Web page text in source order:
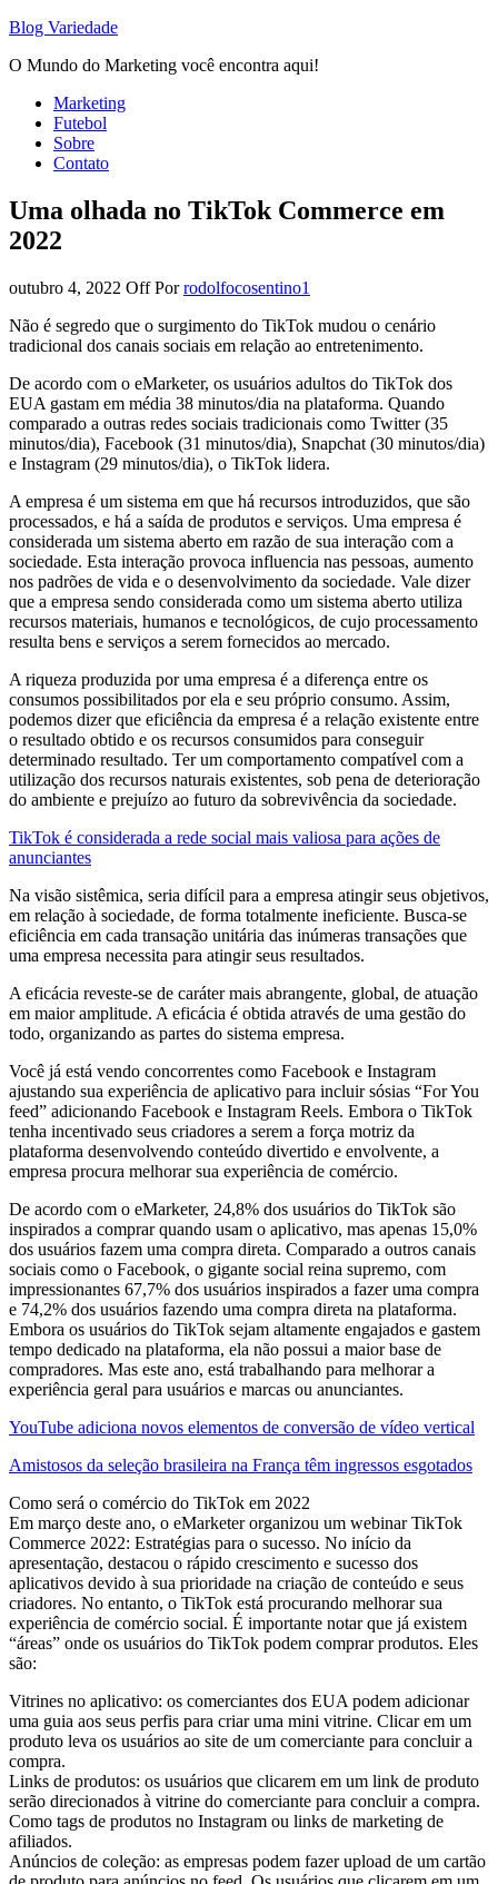
Blog Variedade
O Mundo do Marketing você encontra aqui!
Marketing
Futebol
Sobre
Contato
Uma olhada no TikTok Commerce em
2022
outubro 4, 2022 OffPor rodolfocosentino1
Não é segredo que o surgimento do TikTok mudou o cenário
tradicional dos canais sociais em relação ao entretenimento.
De acordo com o eMarketer, os usuários adultos do TikTok dos
EUA gastam em média 38 minutos/dia na plataforma. Quando
comparado a outras redes sociais tradicionais como Twitter (35
minutos/dia), Facebook (31 minutos/dia), Snapchat (30 minutos/dia)
e Instagram (29 minutos/dia), o TikTok lidera.
A empresa é um sistema em que há recursos introduzidos, que são
processados, e há a saída de produtos e serviços. Uma empresa é
considerada um sistema aberto em razão de sua interação com a
sociedade. Esta interação provoca influencia nas pessoas, aumento
nos padrões de vida e o desenvolvimento da sociedade. Vale dizer
que a empresa sendo considerada como um sistema aberto utiliza
recursos materiais, humanos e tecnológicos, de cujo processamento
resulta bens e serviços a serem fornecidos ao mercado.
A riqueza produzida por uma empresa é a diferença entre os
consumos possibilitados por ela e seu próprio consumo. Assim,
podemos dizer que eficiência da empresa é a relação existente entre
o resultado obtido e os recursos consumidos para conseguir
determinado resultado. Ter um comportamento compatível com a
utilização dos recursos naturais existentes, sob pena de deterioração
do ambiente e prejuízo ao futuro da sobrevivência da sociedade.
TikTok é considerada a rede social mais valiosa para ações de
anunciantes
Na visão sistêmica, seria difícil para a empresa atingir seus objetivos,
em relação à sociedade, de forma totalmente ineficiente. Busca-se
eficiência em cada transação unitária das inúmeras transações que
uma empresa necessita para atingir seus resultados.
A eficácia reveste-se de caráter mais abrangente, global, de atuação
em maior amplitude. A eficácia é obtida através de uma gestão do
todo, organizando as partes do sistema empresa.
Você já está vendo concorrentes como Facebook e Instagram
ajustando sua experiência de aplicativo para incluir sósias “For You
feed” adicionando Facebook e Instagram Reels. Embora o TikTok
tenha incentivado seus criadores a serem a força motriz da
plataforma desenvolvendo conteúdo divertido e envolvente, a
empresa procura melhorar sua experiência de comércio.
De acordo com o eMarketer, 24,8% dos usuários do TikTok são
inspirados a comprar quando usam o aplicativo, mas apenas 15,0%
dos usuários fazem uma compra direta. Comparado a outros canais
sociais como o Facebook, o gigante social reina supremo, com
impressionantes 67,7% dos usuários inspirados a fazer uma compra
e 74,2% dos usuários fazendo uma compra direta na plataforma.
Embora os usuários do TikTok sejam altamente engajados e gastem
tempo dedicado na plataforma, ela não possui a maior base de
compradores. Mas este ano, está trabalhando para melhorar a
experiência geral para usuários e marcas ou anunciantes.
YouTube adiciona novos elementos de conversão de vídeo vertical
Amistosos da seleção brasileira na França têm ingressos esgotados
Como será o comércio do TikTok em 2022
Em março deste ano, o eMarketer organizou um webinar TikTok
Commerce 2022: Estratégias para o sucesso. No início da
apresentação, destacou o rápido crescimento e sucesso dos
aplicativos devido à sua prioridade na criação de conteúdo e seus
criadores. No entanto, o TikTok está procurando melhorar sua
experiência de comércio social. É importante notar que já existem
“áreas” onde os usuários do TikTok podem comprar produtos. Eles
são:
Vitrines no aplicativo: os comerciantes dos EUA podem adicionar
uma guia aos seus perfis para criar uma mini vitrine. Clicar em um
produto leva os usuários ao site de um comerciante para concluir a
compra.
Links de produtos: os usuários que clicarem em um link de produto
serão direcionados à vitrine do comerciante para concluir a compra.
Como tags de produtos no Instagram ou links de marketing de
afiliados.
Anúncios de coleção: as empresas podem fazer upload de um cartão